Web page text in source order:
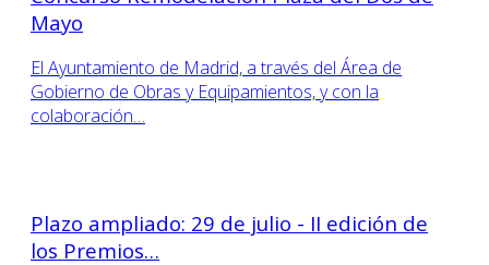
Mayo
El Ayuntamiento de Madrid, a través del Área de
Gobierno de Obras y Equipamientos, y con la
colaboración…
Plazo ampliado: 29 de julio - II edición de
los Premios…